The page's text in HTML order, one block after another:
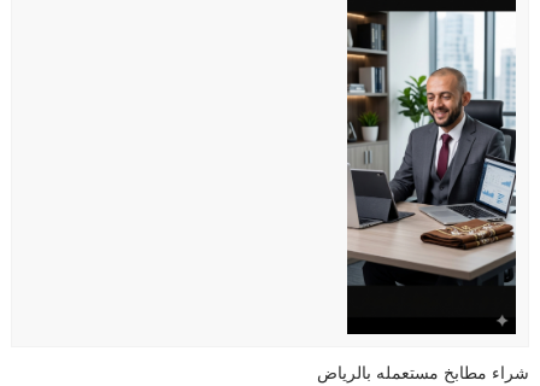
شراء مطابخ مستعمله بالرياض